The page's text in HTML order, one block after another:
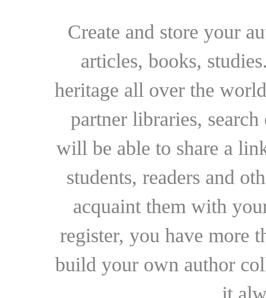
Create and store your
articles, books,
heritage all over the
partner libraries,
will be able to share a
students, readers and
acquaint them with
register, you have more
build your own author
it